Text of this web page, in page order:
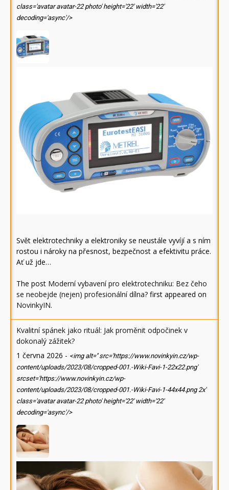
class='avatar avatar-22 photo' height='22' width='22'
decoding='async'/>
Svět elektrotechniky a elektroniky se neustále vyvíjí a s ním
rostou i nároky na přesnost, bezpečnost a efektivitu práce.
Ať už jde…
The post Moderní vybavení pro elektrotechniku: Bez čeho
se neobejde (nejen) profesionální dílna? first appeared on
NovinkyIN.
Kvalitní spánek jako rituál: Jak proměnit odpočinek v
dokonalý zážitek?
1 června 2026 - <img alt='' src='https://www.novinkyin.cz/wp-
content/uploads/2023/08/cropped-001.-Wiki-Favi-1-22x22.png'
srcset='https://www.novinkyin.cz/wp-
content/uploads/2023/08/cropped-001.-Wiki-Favi-1-44x44.png 2x'
class='avatar avatar-22 photo' height='22' width='22'
decoding='async'/>